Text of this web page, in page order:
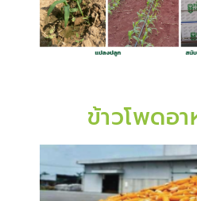
ข้าวโพดอ